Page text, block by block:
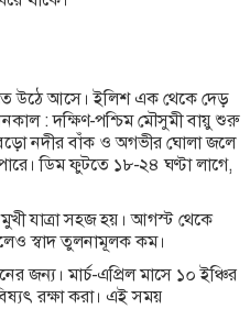
উঠে আসে। ইলিশ এক থেকে দেড়
: দক্ষিণ-পশ্চিম মৌসুমী বায়ু শুরু
বড়ো নদীর বাঁক ও অগভীর ঘোলা জলে
ডিম ফুটতে ১৮-২৪ ঘণ্টা লাগে,
যাত্রা সহজ হয়। আগস্ট থেকে
স্বাদ তুলনামূলক কম।
জন্য। মার্চ-এপ্রিল মাসে ১০ ইঞ্চির
রক্ষা করা। এই সময়